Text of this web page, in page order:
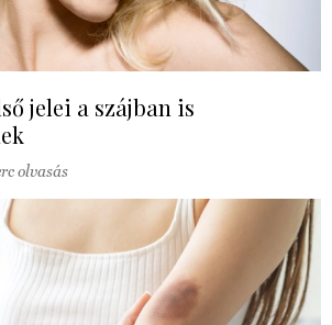
jelei a szájban is
olvasás